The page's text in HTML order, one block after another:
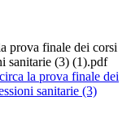
prova finale dei corsi
sanitarie (3) (1).pdf
la prova finale dei
sanitarie (3)